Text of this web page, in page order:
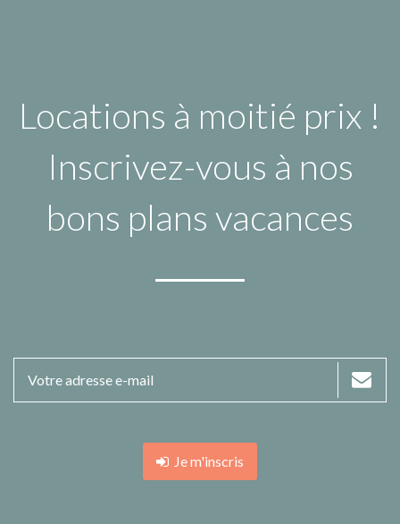
Locations à moitié prix !
Inscrivez-vous à nos
bons plans vacances
Je m'inscris